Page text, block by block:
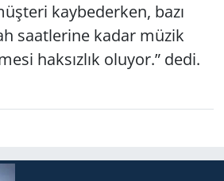
kaybederken, bazı
saatlerine kadar müzik
haksızlık oluyor.” dedi.